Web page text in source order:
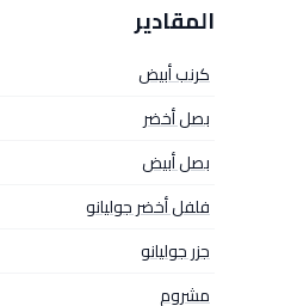
المقادير
كرنب أبيض
بصل أخضر
بصل أبيض
فلفل أخضر جوليانو
جزر جوليانو
مشروم